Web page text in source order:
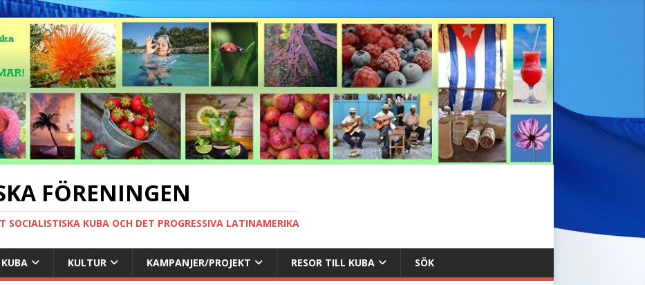
FÖRENINGEN
SOCIALISTISKA KUBA OCH DET PROGRESSIVA LATINAMERIKA
KULTUR KAMPANJER/PROJEKT RESOR TILL KUBA SÖK